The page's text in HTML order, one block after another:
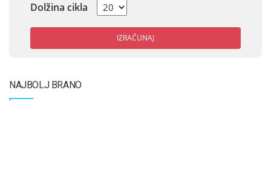
Dolžina cikla
IZRAČUNAJ
NAJBOLJ BRANO